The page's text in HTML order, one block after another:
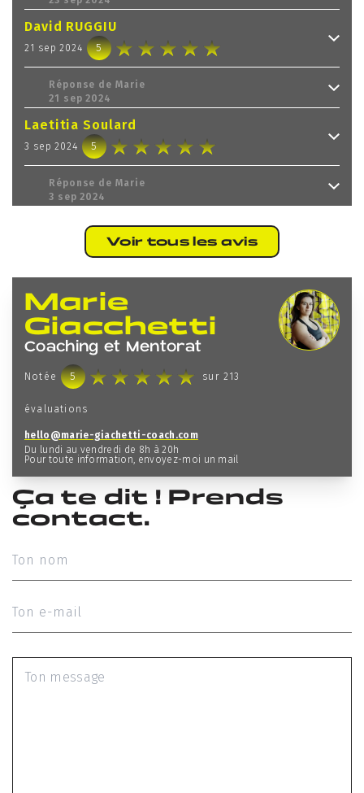
David RUGGIU
21 sep 2024 5
Réponse de Marie
21 sep 2024
Laetitia Soulard
3 sep 2024 5
Réponse de Marie
3 sep 2024
Voir tous les avis
Marie
Giacchetti
Coaching et Mentorat
Notée 5 sur 213
évaluations
hello@marie-giachetti-coach.com
Du lundi au vendredi de 8h à 20h
Pour toute information, envoyez-moi un mail
Ça te dit ! Prends
contact.